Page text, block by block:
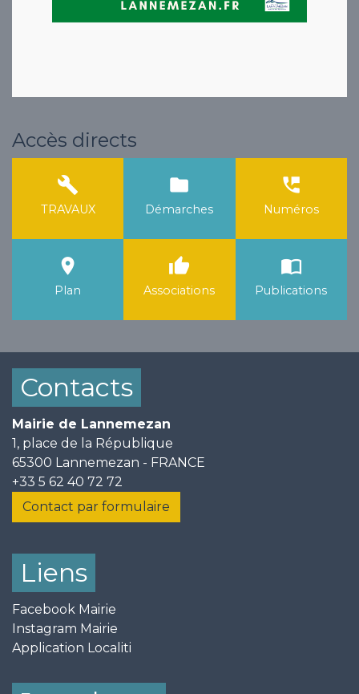
Accès directs
build
TRAVAUX
folder
Démarches
perm_phone_msg
Numéros
room
Plan
thumb_up
Associations
import_contacts
Publications
Contacts
Mairie de Lannemezan
1, place de la République
65300 Lannemezan - FRANCE
+33 5 62 40 72 72
Contact par formulaire
Liens
Facebook Mairie
Instagram Mairie
Application Localiti